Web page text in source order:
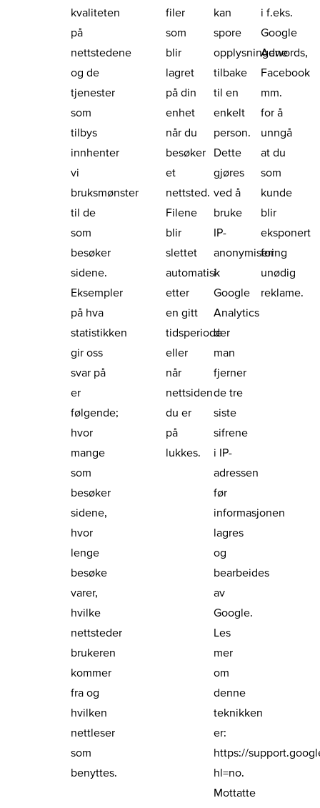
kvaliteten
på
nettstedene
og de
tjenester
som
tilbys
innhenter
vi
bruksmønster
til de
som
besøker
sidene.
Eksempler
på hva
statistikken
gir oss
svar på
er
følgende;
hvor
mange
som
besøker
sidene,
hvor
lenge
besøke
varer,
hvilke
nettsteder
brukeren
kommer
fra og
hvilken
nettleser
som
benyttes.
filer
som
blir
lagret
på din
enhet
når du
besøker
et
nettsted.
Filene
blir
slettet
automatisk
etter
en gitt
tidsperiode
eller
når
nettsiden
du er
på
lukkes.
kan
spore
opplysningene
tilbake
til en
enkelt
person.
Dette
gjøres
ved å
bruke
IP-
anonymisering
i
Google
Analytics
der
man
fjerner
de tre
siste
sifrene
i IP-
adressen
før
informasjonen
lagres
og
bearbeides
av
Google.
Les
mer
om
denne
teknikken
er:
https://
hl=no.
Mottatte
i f.eks.
Google
Adwords,
Facebook
mm.
for å
unngå
at du
som
kunde
blir
eksponert
for
unødig
reklame.